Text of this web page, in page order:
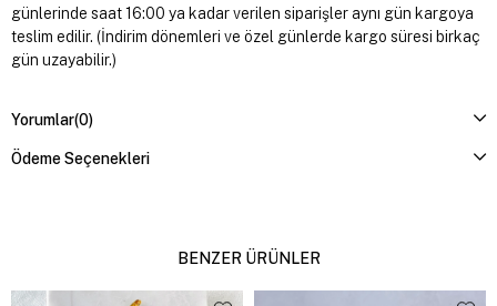
günlerinde saat 16:00 ya kadar verilen siparişler aynı gün kargoya
teslim edilir. (İndirim dönemleri ve özel günlerde kargo süresi birkaç
gün uzayabilir.)
Yorumlar(0)
Ödeme Seçenekleri
BENZER ÜRÜNLER